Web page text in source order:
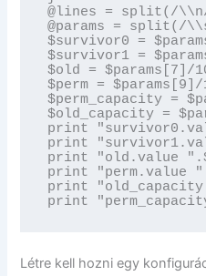
@lines = split(/
@params = split(/
$survivor0 =
$survivor1 =
$old = $params[7]/
$perm = $params[9]/
$perm_capacity =
$old_capacity =
print
print
print "old.value
print "perm.value
print
print
Létre kell hozni egy